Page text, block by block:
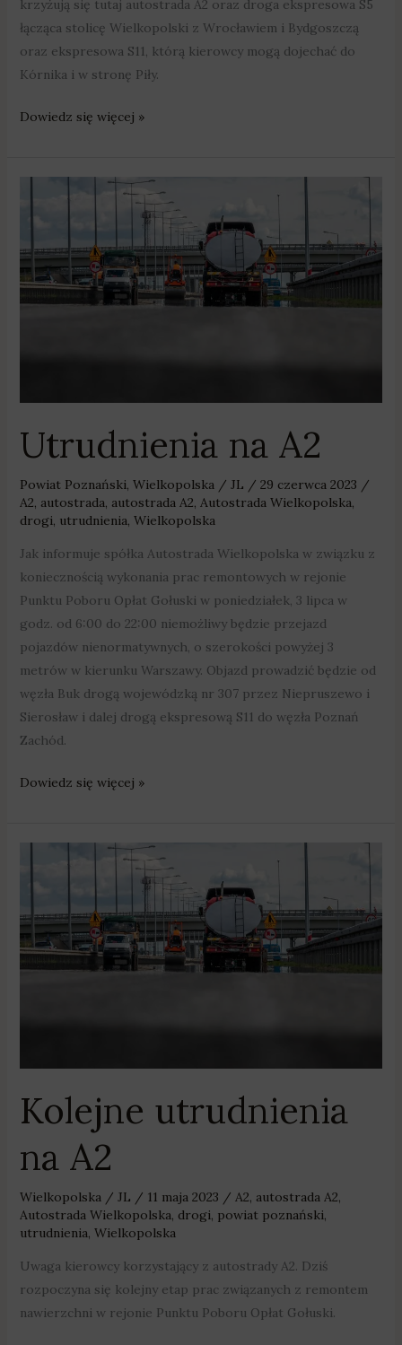
krzyżują się tutaj autostrada A2 oraz droga ekspresowa S5
łącząca stolicę Wielkopolski z Wrocławiem i Bydgoszczą
oraz ekspresowa S11, którą kierowcy mogą dojechać do
Kórnika i w stronę Piły.
Dowiedz się więcej »
Utrudnienia na A2
Powiat Poznański, Wielkopolska/ JL / 29 czerwca 2023 /
A2, autostrada, autostrada A2, Autostrada Wielkopolska,
drogi, utrudnienia, Wielkopolska
Jak informuje spółka Autostrada Wielkopolska w związku z
koniecznością wykonania prac remontowych w rejonie
Punktu Poboru Opłat Gołuski w poniedziałek, 3 lipca w
godz. od 6:00 do 22:00 niemożliwy będzie przejazd
pojazdów nienormatywnych, o szerokości powyżej 3
metrów w kierunku Warszawy. Objazd prowadzić będzie od
węzła Buk drogą wojewódzką nr 307 przez Niepruszewo i
Sierosław i dalej drogą ekspresową S11 do węzła Poznań
Zachód.
Dowiedz się więcej »
Kolejne utrudnienia
na A2
Wielkopolska/ JL / 11 maja 2023 / A2, autostrada A2,
Autostrada Wielkopolska, drogi, powiat poznański,
utrudnienia, Wielkopolska
Uwaga kierowcy korzystający z autostrady A2. Dziś
rozpoczyna się kolejny etap prac związanych z remontem
nawierzchni w rejonie Punktu Poboru Opłat Gołuski.
A2